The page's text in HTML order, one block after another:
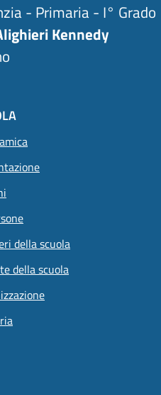
- Primaria - I° Grado
Kennedy
della scuola
della scuola